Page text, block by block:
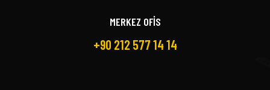
MERKEZ OFİS
+90 212 577 14 14